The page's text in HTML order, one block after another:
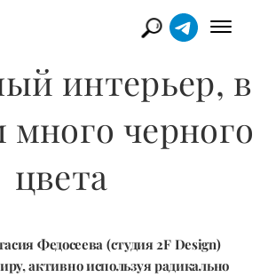
интерьер, в
много черного
цвета
Федосеева (студия 2F Design)
активно используя радикально